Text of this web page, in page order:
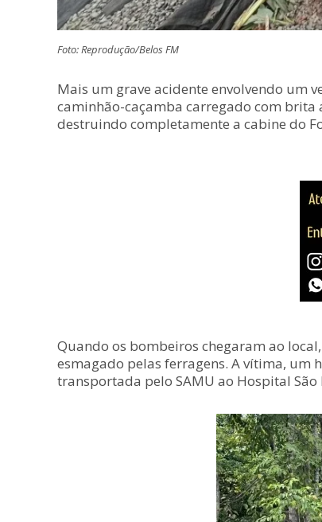
Foto: Reprodução/Belos FM
Mais um grave acidente envolvendo um
caminhão-caçamba carregado com brita
destruindo completamente a cabine do
Quando os bombeiros chegaram ao
esmagado pelas ferragens. A vítima, um
transportada pelo SAMU ao Hospital São